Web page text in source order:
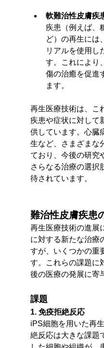
軟難治性皮膚疾
疾患（例えば、
ど）の再生には
リアルを使用し
す。これにより
傷の治癒を促進
ます。
再生医療技術は、こ
疾患や症状に対して
供しています。心臓
生など、さまざまな
ており、今後の研究
さらなる治療の選択
待されています。
難治性皮膚疾患
再生医療技術の進展
に対する新たな治療
すが、いくつかの重
す。これらの課題に
後の医療の発展に寄
課題
1. 免疫拒絶反応
iPS細胞を用いた再
絶反応は大きな課題